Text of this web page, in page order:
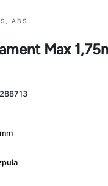
ABS
Max